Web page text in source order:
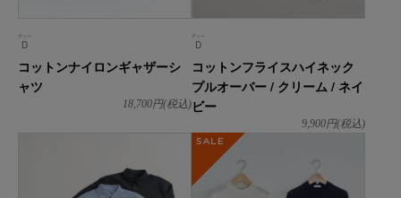
D
ディー
コットンナイロンギャザーシ
ャツ
18,700円(税込)
D
ディー
コットンフライスハイネック
プルオーバー / クリーム / ネイ
ビー
9,900円(税込)